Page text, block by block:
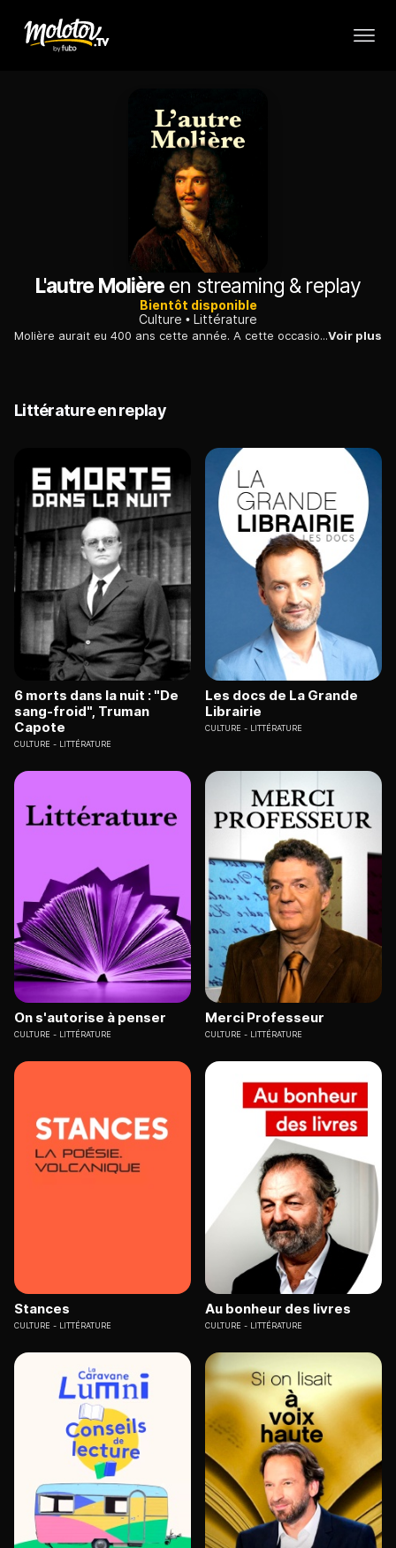
L'autre Molière en streaming & replay
Bientôt disponible
Culture
Littérature
Molière aurait eu 400 ans cette année. A cette occasion La France en Vrai vous propose « L’Autre Molière » Celui qui a vécu à Lyon et surtout celui que l’on n’enseigne pas.Voir plus
Littérature en replay
6 morts dans la nuit : "De
sang-froid", Truman
Capote
CULTURE LITTÉRATURE
Les docs de La Grande
Librairie
CULTURE LITTÉRATURE
On s'autorise à penser
CULTURE LITTÉRATURE
Merci Professeur
CULTURE LITTÉRATURE
Stances
CULTURE LITTÉRATURE
Au bonheur des livres
CULTURE LITTÉRATURE